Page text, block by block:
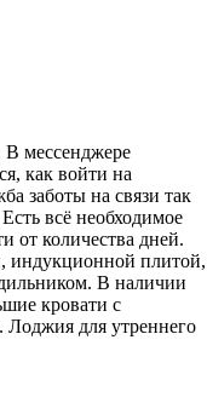
В мессенджере
как войти на
заботы на связи так
всё необходимое
от количества дней.
индукционной плитой,
В наличии
кровати с
Лоджия для утреннего